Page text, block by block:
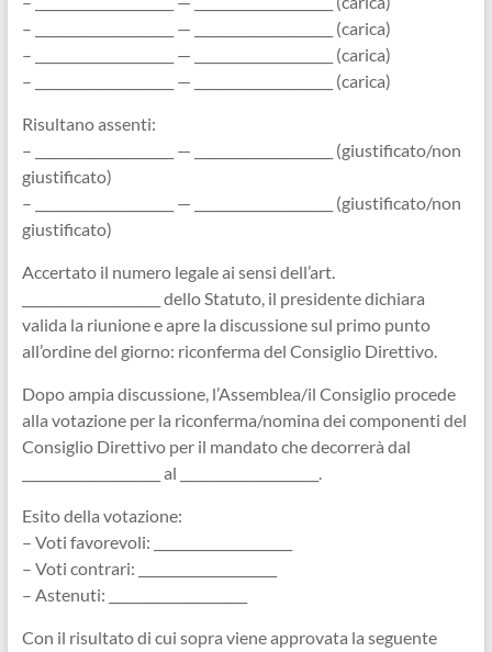
– _____________________ — _____________________ (carica)
– _____________________ — _____________________ (carica)
– _____________________ — _____________________ (carica)
Risultano assenti:
– _____________________ — _____________________ (giustificato/non
giustificato)
– _____________________ — _____________________ (giustificato/non
giustificato)
Accertato il numero legale ai sensi dell’art.
_____________________ dello Statuto, il presidente dichiara
valida la riunione e apre la discussione sul primo punto
all’ordine del giorno: riconferma del Consiglio Direttivo.
Dopo ampia discussione, l’Assemblea/il Consiglio procede
alla votazione per la riconferma/nomina dei componenti del
Consiglio Direttivo per il mandato che decorrerà dal
_____________________ al _____________________.
Esito della votazione:
– Voti favorevoli: _____________________
– Voti contrari: _____________________
– Astenuti: _____________________
Con il risultato di cui sopra viene approvata la seguente